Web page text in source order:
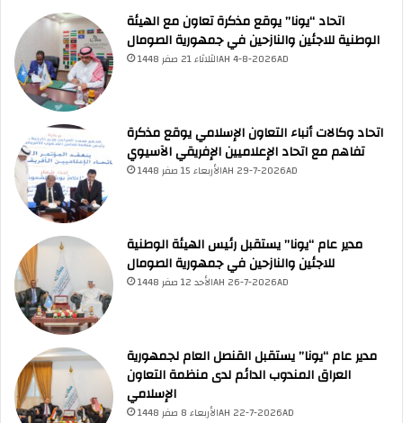
اتحاد “يونا” يوقع مذكرة تعاون مع الهيئة
الوطنية للاجئين والنازحين في جمهورية الصومال
الثلاثاء 21 صفر 1448AH 4-8-2026AD
اتحاد وكالات أنباء التعاون الإسلامي يوقع مذكرة
تفاهم مع اتحاد الإعلاميين الإفريقي الآسيوي
الأربعاء 15 صفر 1448AH 29-7-2026AD
مدير عام “يونا” يستقبل رئيس الهيئة الوطنية
للاجئين والنازحين في جمهورية الصومال
الأحد 12 صفر 1448AH 26-7-2026AD
مدير عام “يونا” يستقبل القنصل العام لجمهورية
العراق المندوب الدائم لدى منظمة التعاون
الإسلامي
الأربعاء 8 صفر 1448AH 22-7-2026AD
UNA Chatbot